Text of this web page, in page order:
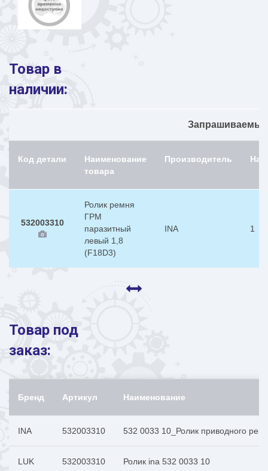
Товар в
наличии:
Запрашиваемый
Код детали
Наименование
товара
Производитель
532003310
Ролик ремня
ГРМ
паразитный
левый 1,8
(F18D3)
INA 1
Товар под
заказ:
Бренд Артикул Наименование
INA 532003310 532 0033 10_Ролик приводного
LUK 532003310 Ролик ina 532 0033 10